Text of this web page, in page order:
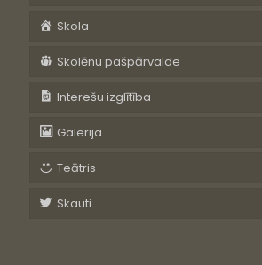
Skola
Skolēnu pašpārvalde
Interešu izglītība
Galerija
Teātris
Skauti